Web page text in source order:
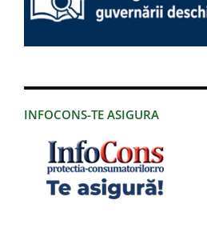
INFOCONS-TE ASIGURA